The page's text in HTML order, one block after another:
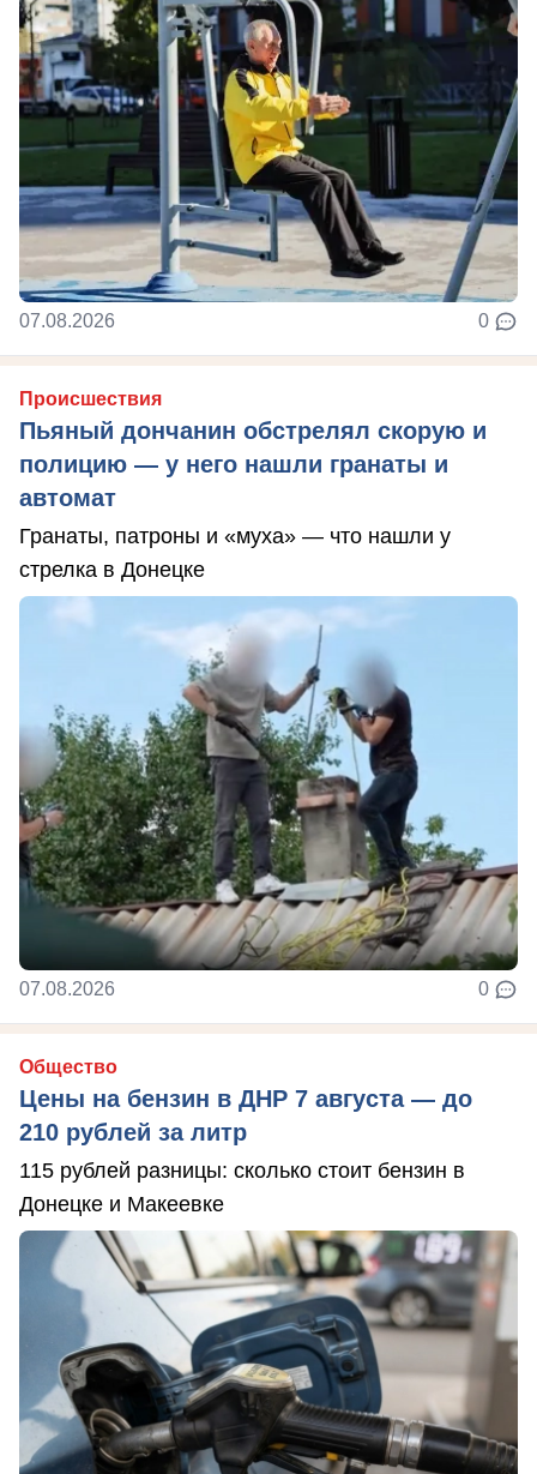
07.08.2026 0
Происшествия
Пьяный дончанин обстрелял скорую и
полицию — у него нашли гранаты и
автомат
Гранаты, патроны и «муха» — что нашли у
стрелка в Донецке
07.08.2026 0
Общество
Цены на бензин в ДНР 7 августа — до
210 рублей за литр
115 рублей разницы: сколько стоит бензин в
Донецке и Макеевке